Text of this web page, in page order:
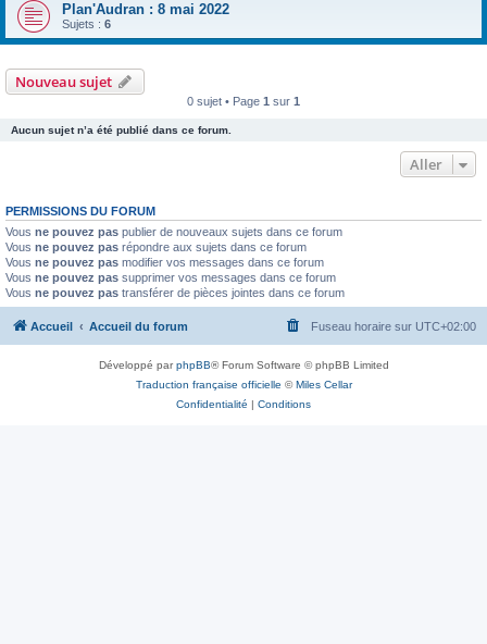
Plan'Audran : 8 mai 2022
Sujets : 6
Nouveau sujet
0 sujet • Page 1 sur 1
Aucun sujet n’a été publié dans ce forum.
Aller
PERMISSIONS DU FORUM
Vous ne pouvez pas publier de nouveaux sujets dans ce forum
Vous ne pouvez pas répondre aux sujets dans ce forum
Vous ne pouvez pas modifier vos messages dans ce forum
Vous ne pouvez pas supprimer vos messages dans ce forum
Vous ne pouvez pas transférer de pièces jointes dans ce forum
Accueil Accueil du forum Fuseau horaire sur UTC+02:00
Développé parphpBB® Forum Software © phpBB Limited
Traduction française officielle ©Miles Cellar
Confidentialité | Conditions